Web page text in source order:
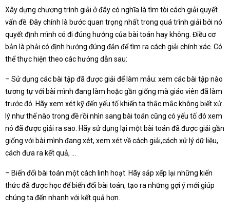
Xây dựng chương trình giải ở đây có nghĩa là tìm tòi cách giải quyết
vấn đề. Đây chính là bước quan trọng nhất trong quá trình giải bởi nó
quyết định mình có đi đúng hướng của bài toán hay không. Điều cơ
bản là phải có định hướng đúng đắn để tìm ra cách giải chính xác. Có
thể thực hiện theo các hướng dẫn sau:
– Sử dụng các bài tập đã được giải để làm mẫu: xem các bài tập nào
tương tự với bài mình đang làm hoặc gần giống mà giáo viên đã làm
trước đó. Hãy xem xét kỹ đến yếu tố khiến ta thắc mắc không biết xử
lý như thế nào trong đề rồi nhìn sang bài toán cũng có yếu tố đó xem
nó đã được giải ra sao. Hãy sử dụng lại một bài toán đã được giải gần
giống với bài mình đang xét, xem xét về cách giải,cách xử lý dữ liệu,
cách đưa ra kết quả, …
– Biến đổi bài toán một cách linh hoạt. Hãy sắp xếp lại những kiến
thức đã được học để biến đổi bài toán, tạo ra những gợi ý mới giúp
chúng ta đến nhanh với kết quả hơn.